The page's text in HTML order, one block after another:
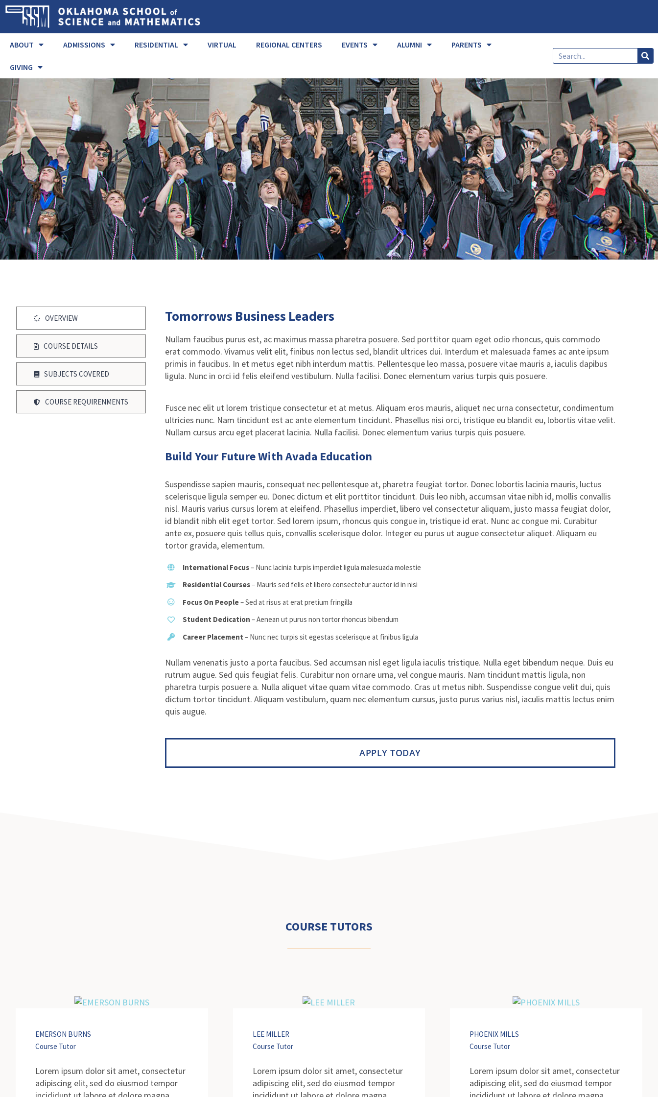
ABOUT ADMISSIONS RESIDENTIAL VIRTUAL REGIONAL CENTERS EVENTS ALUMNI PARENTS
GIVING
OVERVIEW
COURSE DETAILS
SUBJECTS COVERED
COURSE REQUIRENMENTS
Tomorrows Business Leaders
Nullam faucibus purus est, ac maximus massa pharetra posuere. Sed porttitor quam eget odio rhoncus, quis commodo
erat commodo. Vivamus velit elit, finibus non lectus sed, blandit ultrices dui. Interdum et malesuada fames ac ante ipsum
primis in faucibus. In et metus eget nibh interdum mattis. Pellentesque leo massa, posuere vitae mauris a, iaculis dapibus
ligula. Nunc in orci id felis eleifend vestibulum. Nulla facilisi. Donec elementum varius turpis quis posuere.
Fusce nec elit ut lorem tristique consectetur et at metus. Aliquam eros mauris, aliquet nec urna consectetur, condimentum
ultricies nunc. Nam tincidunt est ac ante elementum tincidunt. Phasellus nisi orci, tristique eu blandit eu, lobortis vitae velit.
Nullam cursus arcu eget placerat lacinia. Nulla facilisi. Donec elementum varius turpis quis posuere.
Build Your Future With Avada Education
Suspendisse sapien mauris, consequat nec pellentesque at, pharetra feugiat tortor. Donec lobortis lacinia mauris, luctus
scelerisque ligula semper eu. Donec dictum et elit porttitor tincidunt. Duis leo nibh, accumsan vitae nibh id, mollis convallis
nisl. Mauris varius cursus lorem at eleifend. Phasellus imperdiet, libero vel consectetur aliquam, justo massa feugiat dolor,
id blandit nibh elit eget tortor. Sed lorem ipsum, rhoncus quis congue in, tristique id erat. Nunc ac congue mi. Curabitur
ante ex, posuere quis tellus quis, convallis scelerisque dolor. Integer eu purus ut augue consectetur aliquet. Aliquam eu
tortor gravida, elementum.
International Focus– Nunc lacinia turpis imperdiet ligula malesuada molestie
Residential Courses– Mauris sed felis et libero consectetur auctor id in nisi
Focus On People– Sed at risus at erat pretium fringilla
Student Dedication – Aenean ut purus non tortor rhoncus bibendum
Career Placement – Nunc nec turpis sit egestas scelerisque at finibus ligula
Nullam venenatis justo a porta faucibus. Sed accumsan nisl eget ligula iaculis tristique. Nulla eget bibendum neque. Duis eu
rutrum augue. Sed quis feugiat felis. Curabitur non ornare urna, vel congue mauris. Nam tincidunt mattis ligula, non
pharetra turpis posuere a. Nulla aliquet vitae quam vitae commodo. Cras ut metus nibh. Suspendisse congue velit dui, quis
dictum tortor tincidunt. Aliquam vestibulum, quam nec elementum cursus, justo purus varius nisl, iaculis mattis lectus enim
quis augue.
APPLY TODAY
COURSE TUTORS
EMERSON BURNS
Course Tutor
Lorem ipsum dolor sit amet, consectetur
adipiscing elit, sed do eiusmod tempor
LEE MILLER
Course Tutor
Lorem ipsum dolor sit amet, consectetur
adipiscing elit, sed do eiusmod tempor
PHOENIX MILLS
Course Tutor
Lorem ipsum dolor sit amet, consectetur
adipiscing elit, sed do eiusmod tempor